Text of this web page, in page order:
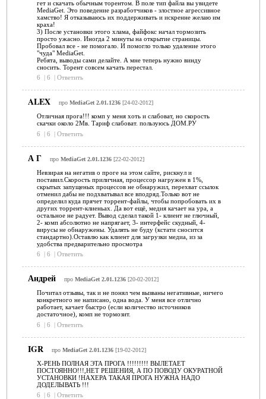
гет и скачать обычным торентом. В поле тип файла вы увидете
MediaGet. Это поведение разработчиков - злостное агрессивное
хамство! Я отказываюсь их поддерживать и искренне желаю им
краха!
3) После установки этого хлама, файфокс начал тормозить
просто ужасно. Иногда 2 минуты на открытие страницы.
Пробовал все - не помогало. И помогло только удаление этого
"чуда" MediaGet.
Ребята, выводы сами делайте. А мне теперь нужно винду
сносить. Торент совсем качать перестал.
6
| 6 | Ответить
ALEX про MediaGet 2.01.1236[24-02-2012]
Отличная прога!!! комп у меня хоть и слабоват, но скорость
скачки около 2Мв. Тариф слабоват. пользуюсь ДОМ.РУ
6
| 6 | Ответить
А Г про MediaGet 2.01.1236[22-02-2012]
Невзирая на негатив о проге на этом сайте, рискнул и
поставил.Скорость приличная, процессор нагружен в 1%,
скрытых запущеных процессов не обнаружил, перехват ссылок
отменил дабы не подхватывал все вподряд.Только вот не
определил куда прячет торрент-файлы, чтобы попробовать их в
других торрент-клиеньах. Да вот ещё, медия качает на ура, а
остальное не радует. Вывод сделал такой 1- клиент не глючный,
2- комп абсолютно не напрягает, 3- интерфейс скудный, 4-
вирусы не обнаружены. Удалять не буду (кстати сносится
стандартно).Оставлю как клиент для загрузки медиа, из за
удобства предварительно просмотра
6
| 6 | Ответить
Андрей про MediaGet 2.01.1236[20-02-2012]
Почитал отзывы, так и не понял чем вызваны негативные, ничего
конкретного не написано, одна вода. У меня все отлично
работает, качает быстро (если количество источников
достаточное), комп не тормозит.
6
| 6 | Ответить
IGR про MediaGet 2.01.1236[19-02-2012]
Х-РЕНЬ ПОЛНАЯ ЭТА ПРОГА !!!!!!!!! ВЫЛЕТАЕТ
ПОСТОЯННО!!!,НЕТ РЕШЕНИЯ, А ПО ПОВОДУ ОКУРАТНОЙ
УСТАНОВКИ !НАХЕРА ТАКАЯ ПРОГА НУЖНА НАДО
ДОДЕЛЫВАТЬ !!!
6
| 6 | Ответить